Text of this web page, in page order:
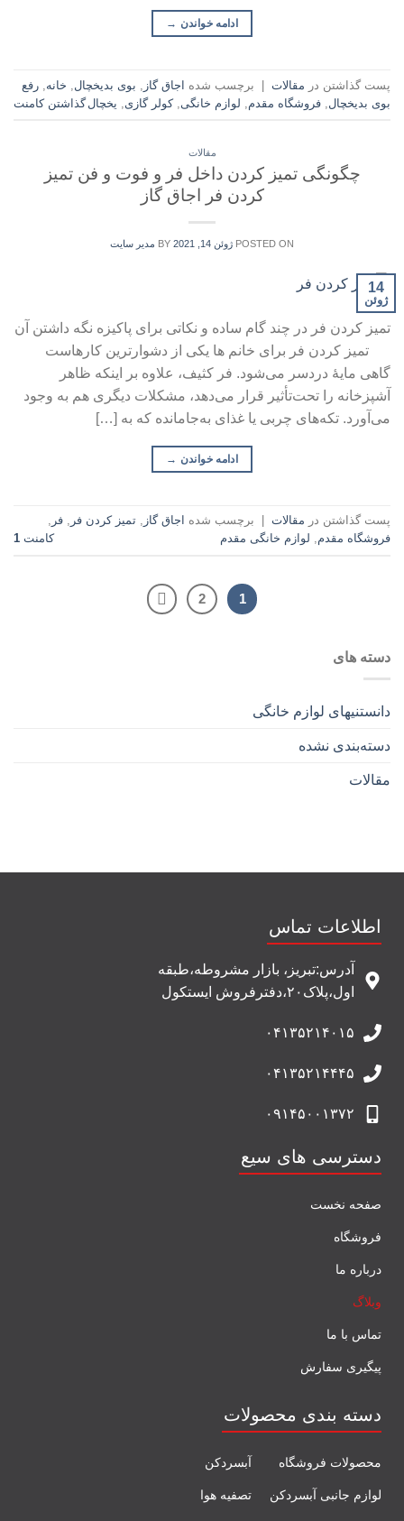
ادامه خواندن →
پست گذاشتن در مقالات | برچسب شده اجاق گاز بوی بدیخچال خانه رفع
بوی بدیخچال فروشگاه مقدم لوازم خانگی ,کولر گازی یخچال گذاشتن کامنت
مقالات
چگونگی تمیز کردن داخل فر و فوت و فن تمیز
کردن فر اجاق گاز
POSTED ON ژوئن 14, 2021 BY مدیر سایت
14
ژوئن
تمیز کردن فر در چند گام ساده و نکاتی برای پاکیزه نگه داشتن آن
تمیز کردن فر برای خانم ها یکی از دشوارترین کارهاست
گاهی مایهٔ دردسر می‌شود. فر کثیف، علاوه بر اینکه ظاهر
آشپزخانه را تحت‌تأثیر قرار می‌دهد، مشکلات دیگری هم به وجود
می‌آورد. تکه‌های چربی یا غذای به‌جامانده که به […]
ادامه خواندن →
پست گذاشتن در مقالات برچسب شده اجاق گاز , تمیز کردن فر , فر ,
فروشگاه مقدم, لوازم خانگی مقدم کامنت 1
1
2
دسته های
دانستنیهای لوازم خانگی
دسته‌بندی نشده
مقالات
اطلاعات تماس
آدرس:تبریز، بازار مشروطه،طبقه
اول،پلاک۲۰،دفترفروش ایستکول
۰۴۱۳۵۲۱۴۰۱۵
۰۴۱۳۵۲۱۴۴۴۵
۰۹۱۴۵۰۰۱۳۷۲
دسترسی های سیع
صفحه نخست
فروشگاه
درباره ما
وبلاگ
تماس با ما
پیگیری سفارش
دسته بندی محصولات
محصولات فروشگاه آبسردکن
لوازم جانبی آبسردکن تصفیه هوا